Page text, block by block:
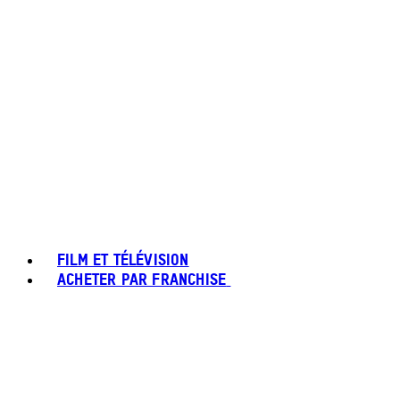
FILM ET TÉLÉVISION
ACHETER PAR FRANCHISE